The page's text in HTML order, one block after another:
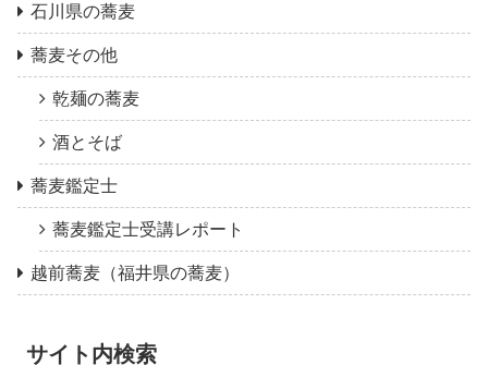
石川県の蕎麦
蕎麦その他
乾麺の蕎麦
酒とそば
蕎麦鑑定士
蕎麦鑑定士受講レポート
越前蕎麦（福井県の蕎麦）
サイト内検索